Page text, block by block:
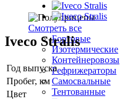
Смотреть все
Бортовые
Изотермические
Контейнеровозы
Рефрижераторы
Самосвальные
Тентованные
Iveco Stralis
Год выпуска
Пробег, км
Цвет